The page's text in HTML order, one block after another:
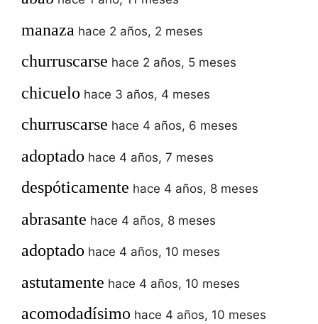
manaza hace 2 años, 2 meses
churruscarse hace 2 años, 5 meses
chicuelo hace 3 años, 4 meses
churruscarse hace 4 años, 6 meses
adoptado hace 4 años, 7 meses
despóticamente hace 4 años, 8 meses
abrasante hace 4 años, 8 meses
adoptado hace 4 años, 10 meses
astutamente hace 4 años, 10 meses
acomodadísimo hace 4 años, 10 meses